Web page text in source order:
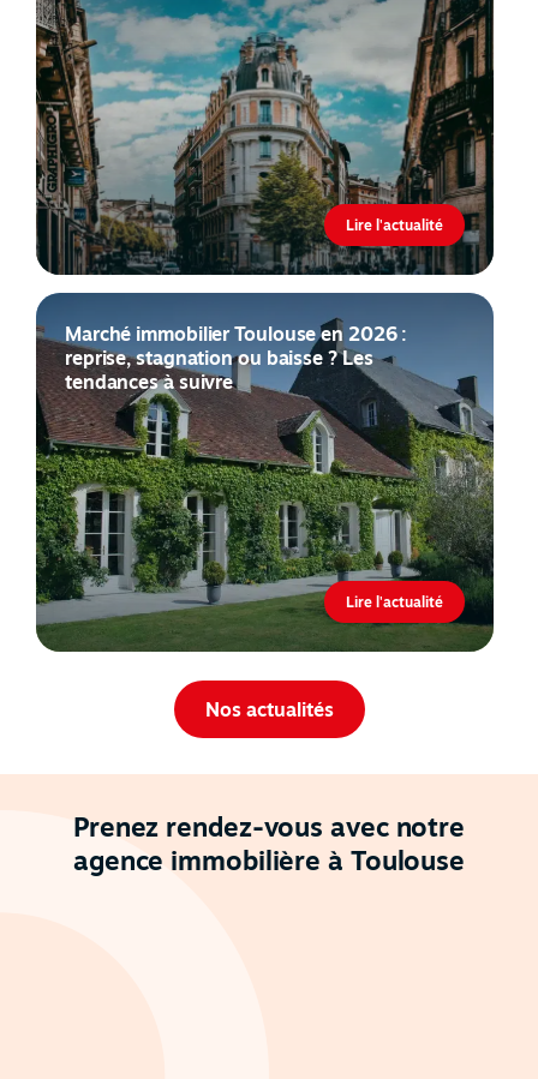
Nos actualités
Lire l'actualité
Marché immobilier Toulouse en 2026 :
reprise, stagnation ou baisse ? Les
tendances à suivre
Lire l'actualité
Prenez rendez-vous avec notre
agence immobilière à Toulouse